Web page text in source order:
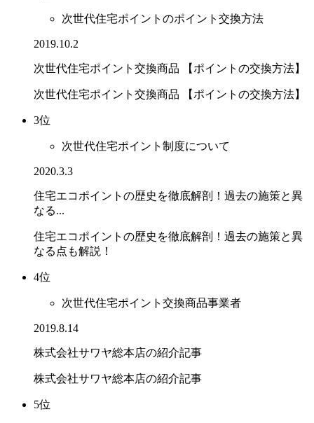
次世代住宅ポイントのポイント交換方法
2019.10.2
次世代住宅ポイント交換商品 【ポイントの交換方法】
次世代住宅ポイント交換商品 【ポイントの交換方法】
3位
次世代住宅ポイント制度について
2020.3.3
住宅エコポイントの歴史を徹底解剖！過去の施策と異
なる...
住宅エコポイントの歴史を徹底解剖！過去の施策と異
なる点も解説！
4位
次世代住宅ポイント交換商品事業者
2019.8.14
株式会社サワヤ総本店の紹介記事
株式会社サワヤ総本店の紹介記事
5位